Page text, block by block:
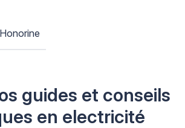
guides et conseils
en electricité